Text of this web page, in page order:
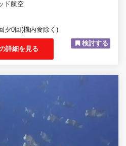
ド航空
夕0回(機内食除く)
詳細を見る
検討する